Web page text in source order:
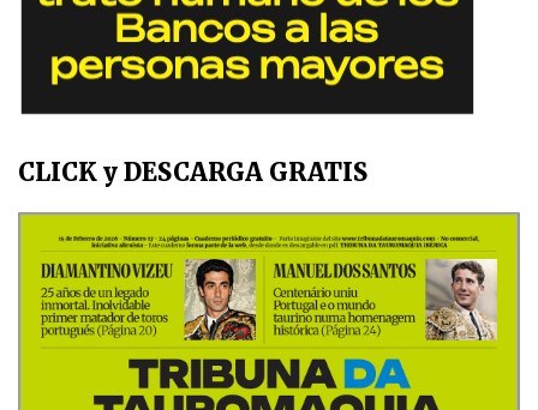
CLICK y DESCARGA GRATIS